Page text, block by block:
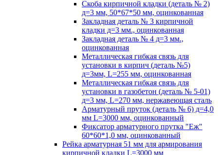
Скоба кирпичной кладки (деталь № 2)
д=3 мм, 50*67*50 мм, оцинкованная
Закладная деталь № 3 кирпичной
кладки д=3 мм., оцинкованная
Закладная деталь № 4 д=3 мм.,
оцинкованная
Металлическая гибкая связь для
установки в кирпич (деталь №5)
д=3мм, L=255 мм, оцинкованная
Металлическая гибкая связь для
установки в газобетон (деталь № 5-01)
д=3 мм, L=270 мм, нержавеющая сталь
Арматурный пруток (деталь № 6) д=4,0
мм L=3000 мм, оцинкованный
Фиксатор арматурного прутка "Еж"
60*60*1,0 мм, оцинкованный
Рейка арматурная 51 мм для армирования
кирпичной кладки L=3000 мм